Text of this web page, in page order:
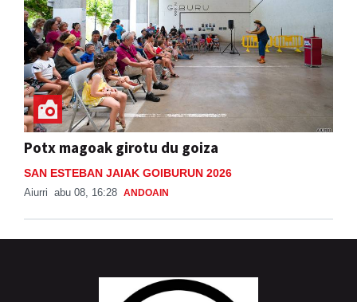
Potx magoak girotu du goiza
SAN ESTEBAN JAIAK GOIBURUN 2026
Aiurri abu 08, 16:28 ANDOAIN